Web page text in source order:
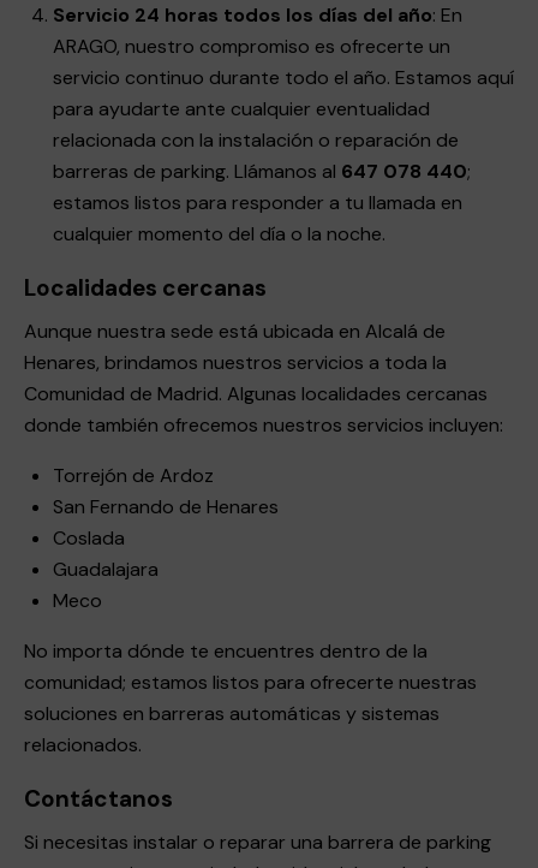
Servicio 24 horas todos los días del año: En
ARAGO, nuestro compromiso es ofrecerte un
servicio continuo durante todo el año. Estamos aquí
para ayudarte ante cualquier eventualidad
relacionada con la instalación o reparación de
barreras de parking. Llámanos al 647 078 440;
estamos listos para responder a tu llamada en
cualquier momento del día o la noche.
Localidades cercanas
Aunque nuestra sede está ubicada en Alcalá de
Henares, brindamos nuestros servicios a toda la
Comunidad de Madrid. Algunas localidades cercanas
donde también ofrecemos nuestros servicios incluyen:
Torrejón de Ardoz
San Fernando de Henares
Coslada
Guadalajara
Meco
No importa dónde te encuentres dentro de la
comunidad; estamos listos para ofrecerte nuestras
soluciones en barreras automáticas y sistemas
relacionados.
Contáctanos
Si necesitas instalar o reparar una barrera de parking